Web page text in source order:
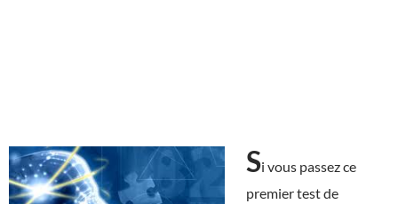
Si vous passez ce
premier test de